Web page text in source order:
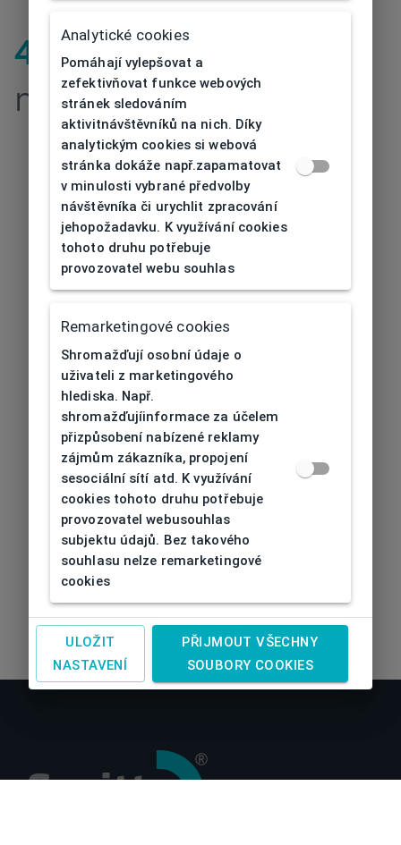
404| Stránka
nenalezena
Analytické cookies
Pomáhají vylepšovat a
zefektivňovat funkce webových
stránek sledováním
aktivitnávštěvníků na nich. Díky
analytickým cookies si webová
stránka dokáže např.zapamatovat
v minulosti vybrané předvolby
návštěvníka či urychlit zpracování
jehopožadavku. K využívání cookies
tohoto druhu potřebuje
provozovatel webu souhlas
Remarketingové cookies
Shromažďují osobní údaje o
uživateli z marketingového
hlediska. Např.
shromažďujíinformace za účelem
přizpůsobení nabízené reklamy
zájmům zákazníka, propojení
sesociální sítí atd. K využívání
cookies tohoto druhu potřebuje
provozovatel webusouhlas
subjektu údajů. Bez takového
souhlasu nelze remarketingové
cookies
ULOŽIT
NASTAVENÍ
PŘIJMOUT VŠECHNY
SOUBORY COOKIES